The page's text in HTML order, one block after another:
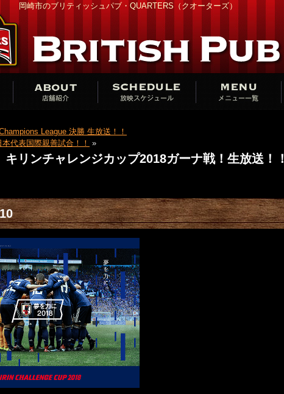
岡崎市のブリティッシュパブ・QUARTERS（クオーターズ）
League 決勝 生放送！！
代表国際親善試合！！ »
キリンチャレンジカップ2018ガーナ戦！生放送！！